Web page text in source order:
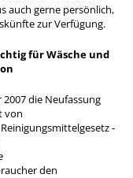
auch gerne persönlich,
zur Verfügung.
für Wäsche und
die Neufassung
von
-
den